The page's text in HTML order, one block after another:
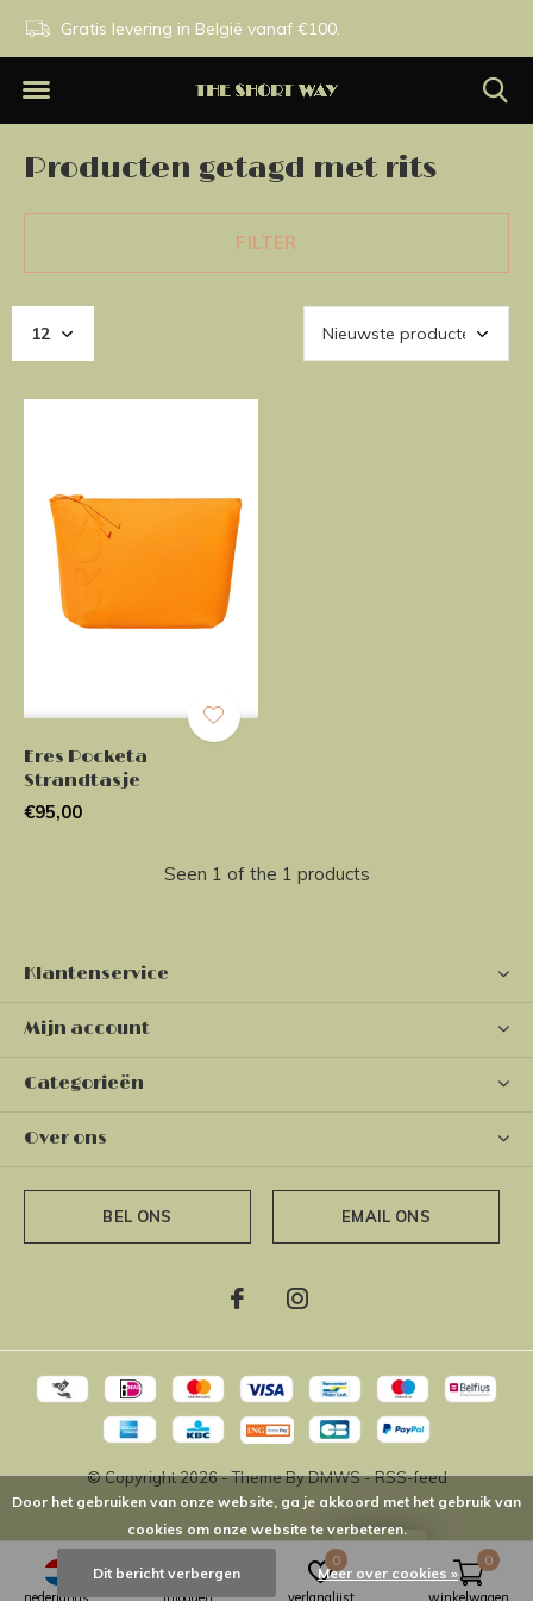
Gratis levering in België vanaf €100.
Producten getagd met rits
FILTER
Eres Pocketa
Strandtasje
€95,00
Seen 1 of the 1 products
Klantenservice
Mijn account
Categorieën
Over ons
BEL ONS EMAIL ONS
© Copyright2026- Theme ByDMWS-RSS-feed
nederlands inloggen verlanglijst
0
winkelwagen
0
Door het gebruiken van onze website, ga je akkoord met het gebruik van
cookies om onze website te verbeteren.
Dit bericht verbergen Meer over cookies »
LOYALTY